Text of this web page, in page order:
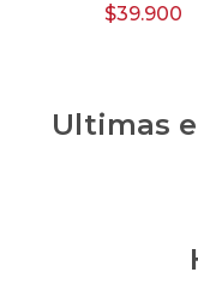
$39.900
Ultimas